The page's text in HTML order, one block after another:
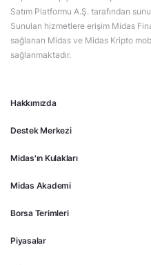
Hakkımızda
Destek Merkezi
Midas'ın Kulakları
Midas Akademi
Borsa Terimleri
Piyasalar
Satım Platformu A.Ş. tarafından
Sunulan hizmetlere erişim Midas
sağlanan Midas ve Midas Kripto
sağlanmaktadır.